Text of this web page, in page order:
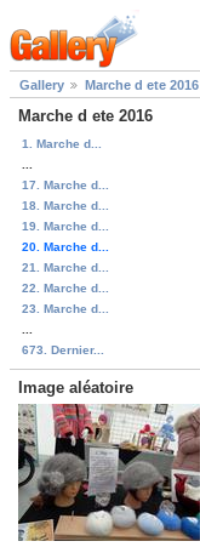
Gallery Marche d ete 2016
Marche d ete 2016
1. Marche d...
17. Marche d...
18. Marche d...
19. Marche d...
20. Marche d...
21. Marche d...
22. Marche d...
23. Marche d...
673. Dernier...
Image aléatoire